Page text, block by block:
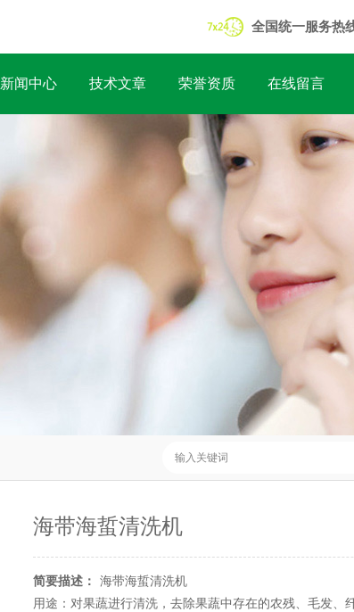
全国统一服务热
新闻中心 技术文章 荣誉资质 在线留言
海带海蜇清洗机
简要描述：
海带海蜇清洗机
用途：对果蔬进行清洗，去除果蔬中存在的农残、毛发、